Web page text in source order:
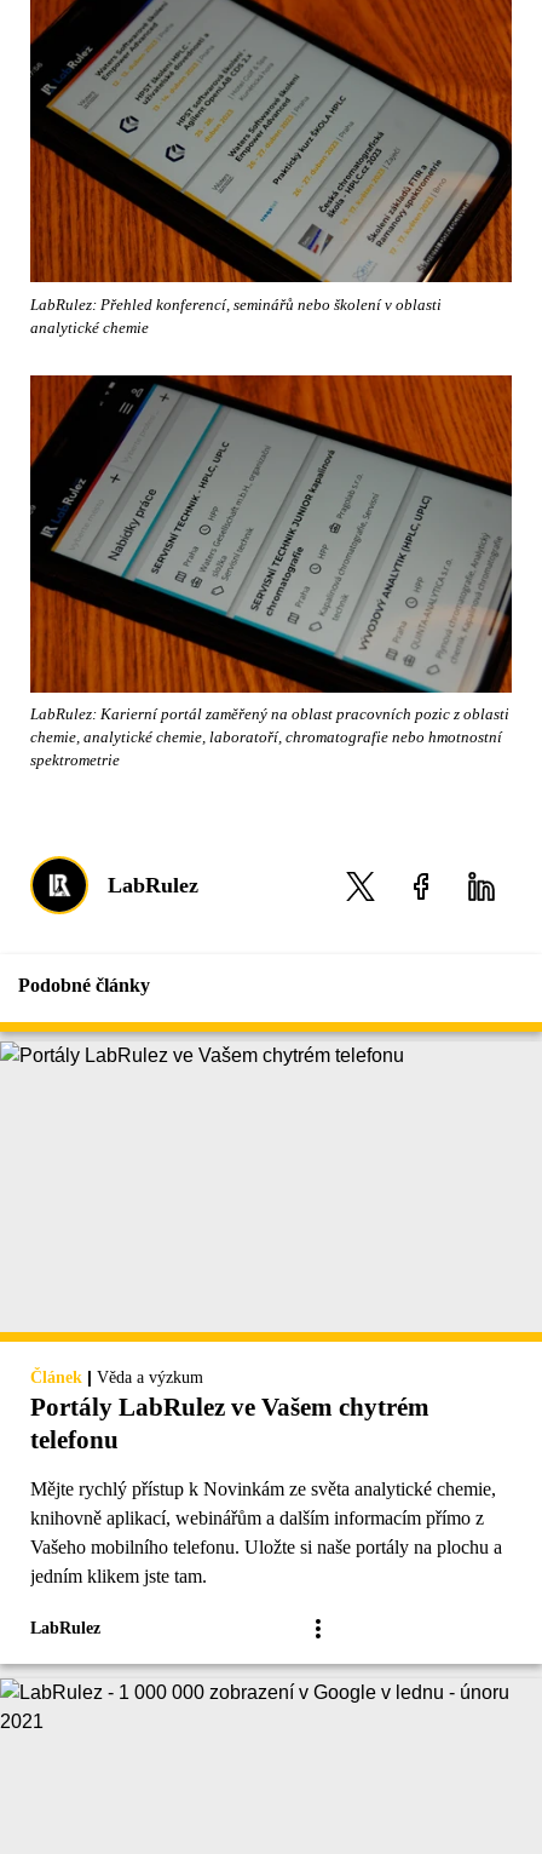
LabRulez: Přehled konferencí, seminářů nebo školení v oblasti
analytické chemie
LabRulez: Karierní portál zaměřený na oblast pracovních pozic z oblasti
chemie, analytické chemie, laboratoří, chromatografie nebo hmotnostní
spektrometrie
LabRulez
Podobné články
Článek | Věda a výzkum
Portály LabRulez ve Vašem chytrém
telefonu
Mějte rychlý přístup k Novinkám ze světa analytické chemie,
knihovně aplikací, webinářům a dalším informacím přímo z
Vašeho mobilního telefonu. Uložte si naše portály na plochu a
jedním klikem jste tam.
LabRulez